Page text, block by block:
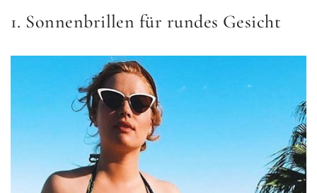
1. Sonnenbrillen für rundes Gesicht